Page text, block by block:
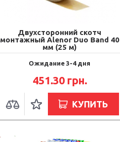
Двухсторонний скотч
монтажный Alenor Duo Band 40
мм (25 м)
Ожидание 3-4 дня
451.30грн.
КУПИТЬ